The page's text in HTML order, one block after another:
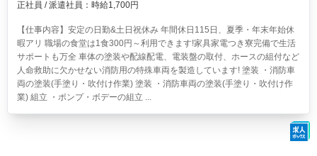
正社員 / 派遣社員：時給1,700円
【仕事内容】安定の日勤&土日祝休み 年間休日115日、夏季・年末年始休
暇アリ 職場の食堂は1食300円～利用できます!家具家電つき寮完備で生活
サポートも万全 車体の塗装や配線配電、電装盤の取付、ホースの組付など
人命救助に欠かせない消防用の特殊車両を製造しています! 塗装 ・消防車
両の塗装(手塗り・吹付け作業) 塗装 ・消防車両の塗装(手塗り・吹付け作
業) 組立 ・ポンプ・ボデーの組立 ...